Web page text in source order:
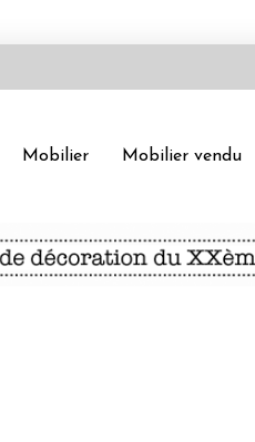
Mobilier Mobilier vendu